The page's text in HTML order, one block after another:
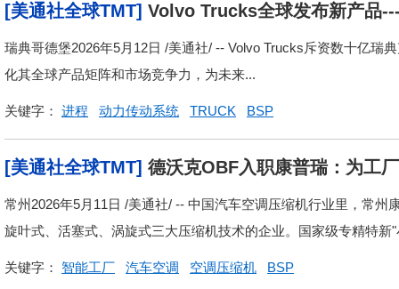
[美通社全球TMT] Volvo Trucks全球发布新产品
O2排放并加速脱碳进程
瑞典哥德堡2026年5月12日 /美通社/ -- Volvo Trucks斥资数十亿瑞
化其全球产品矩阵和市场竞争力，为未来...
关键字： 进程 动力传动系统 TRUCK BSP
[美通社全球TMT] 德沃克OBF入职康普瑞：为工
常州2026年5月11日 /美通社/ -- 中国汽车空调压缩机行业里，常
旋叶式、活塞式、涡旋式三大压缩机技术的企业。国家级专精特新"
关键字： 智能工厂 汽车空调 空调压缩机 BSP